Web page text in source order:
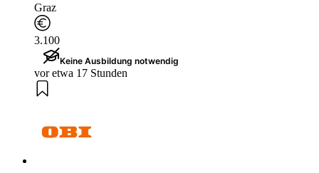
Graz
3.100
Keine Ausbildung notwendig
vor etwa 17 Stunden